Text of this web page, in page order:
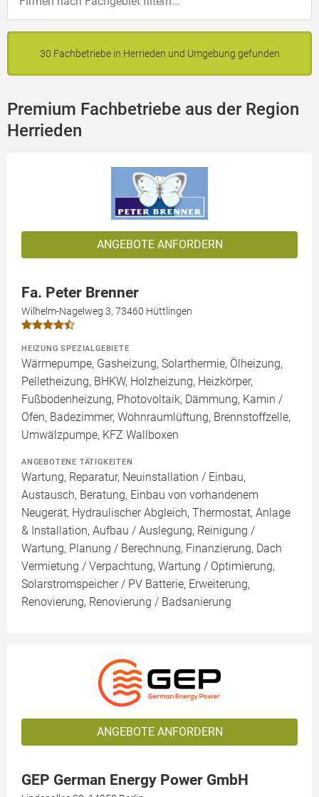
30 Fachbetriebe in Herrieden und Umgebung gefunden
Premium Fachbetriebe aus der Region
Herrieden
ANGEBOTE ANFORDERN
Fa. Peter Brenner
Wilhelm-Nagelweg 3, 73460 Hüttlingen
HEIZUNG SPEZIALGEBIETE
Wärmepumpe, Gasheizung, Solarthermie, Ölheizung,
Pelletheizung, BHKW, Holzheizung, Heizkörper,
Fußbodenheizung, Photovoltaik, Dämmung, Kamin /
Ofen, Badezimmer, Wohnraumlüftung, Brennstoffzelle,
Umwälzpumpe, KFZ Wallboxen
ANGEBOTENE TÄTIGKEITEN
Wartung, Reparatur, Neuinstallation / Einbau,
Austausch, Beratung, Einbau von vorhandenem
Neugerät, Hydraulischer Abgleich, Thermostat, Anlage
& Installation, Aufbau / Auslegung, Reinigung /
Wartung, Planung / Berechnung, Finanzierung, Dach
Vermietung / Verpachtung, Wartung / Optimierung,
Solarstromspeicher / PV Batterie, Erweiterung,
Renovierung, Renovierung / Badsanierung
ANGEBOTE ANFORDERN
GEP German Energy Power GmbH